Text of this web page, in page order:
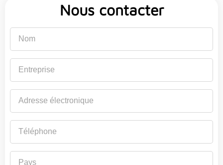
Nous contacter
électronique